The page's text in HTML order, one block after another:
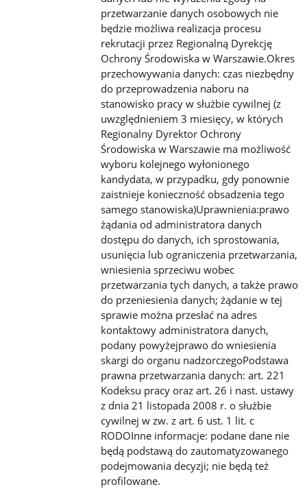
przetwarzanie danych osobowych nie
będzie możliwa realizacja procesu
rekrutacji przez Regionalną Dyrekcję
Ochrony Środowiska w Warszawie.Okres
przechowywania danych: czas niezbędny
do przeprowadzenia naboru na
stanowisko pracy w służbie cywilnej (z
uwzględnieniem 3 miesięcy, w których
Regionalny Dyrektor Ochrony
Środowiska w Warszawie ma możliwość
wyboru kolejnego wyłonionego
kandydata, w przypadku, gdy ponownie
zaistnieje konieczność obsadzenia tego
samego stanowiska)Uprawnienia:prawo
żądania od administratora danych
dostępu do danych, ich sprostowania,
usunięcia lub ograniczenia przetwarzania,
wniesienia sprzeciwu wobec
przetwarzania tych danych, a także prawo
do przeniesienia danych; żądanie w tej
sprawie można przesłać na adres
kontaktowy administratora danych,
podany powyżejprawo do wniesienia
skargi do organu nadzorczegoPodstawa
prawna przetwarzania danych: art. 221
Kodeksu pracy oraz art. 26 i nast. ustawy
z dnia 21 listopada 2008 r. o służbie
cywilnej w zw. z art. 6 ust. 1 lit. c
RODOInne informacje: podane dane nie
będą podstawą do zautomatyzowanego
podejmowania decyzji; nie będą też
profilowane.